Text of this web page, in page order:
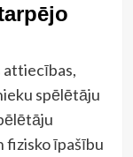
attiecības,
spēlētāju
fizisko īpašību